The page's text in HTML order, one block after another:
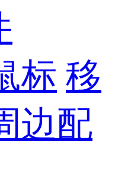
标 移
边配